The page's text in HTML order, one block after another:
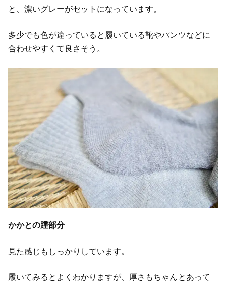
と、濃いグレーがセットになっています。
多少でも色が違っていると履いている靴やパンツなどに
合わせやすくて良さそう。
かかとの踵部分
見た感じもしっかりしています。
履いてみるとよくわかりますが、厚さもちゃんとあって